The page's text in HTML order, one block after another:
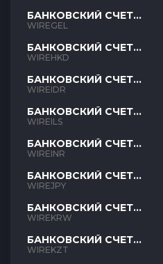
БАНКОВСКИЙ СЧЕТ
GEL
WIREGEL
БАНКОВСКИЙ СЧЕТ
HKD
WIREHKD
БАНКОВСКИЙ СЧЕТ
IDR
WIREIDR
БАНКОВСКИЙ СЧЕТ
ILS
WIREILS
БАНКОВСКИЙ СЧЕТ
INR
WIREINR
БАНКОВСКИЙ СЧЕТ
JPY
WIREJPY
БАНКОВСКИЙ СЧЕТ
KRW
WIREKRW
БАНКОВСКИЙ СЧЕТ
KZT
WIREKZT